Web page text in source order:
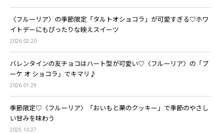
〈フルーリア〉の季節限定「タルトオショコラ」が可愛すぎる♡ホワ
イトデーにもぴったりな映えスイーツ
2026.02.20
バレンタインの友チョコはハート型が可愛い♡〈フルーリア〉の「ブ
ーケ オ ショコラ」でキマリ♪
2026.01.29
季節限定♡〈フルーリア〉「おいもと栗のクッキー」で季節のやさし
い甘みを味わう
2025.10.27